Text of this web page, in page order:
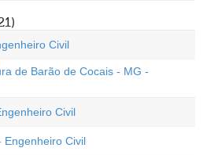
Civil
de Barão de Cocais - MG -
Civil
Engenheiro Civil